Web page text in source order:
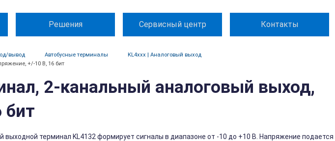
Решения Сервисный центр Контакты
вывод Автобусные терминалы
KL4xxx | Аналоговый выход
+/-10 В, 16 бит
2-канальный аналоговый выход,
бит
выходной терминал KL4132 формирует сигналы в диапазоне от -10 до +10 В. Напряжение подается